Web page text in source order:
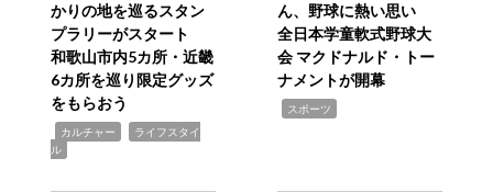
かりの地を巡るスタン
プラリーがスタート
和歌山市内5カ所・近畿
6カ所を巡り限定グッズ
をもらおう
カルチャー
ライフスタイ
ル
ん、野球に熱い思い
全日本学童軟式野球大
会 マクドナルド・トー
ナメントが開幕
スポーツ